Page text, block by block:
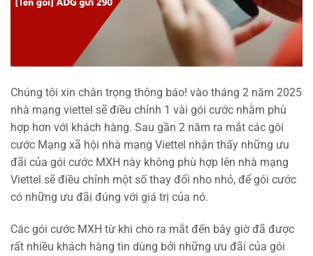
Chúng tôi xin chân trọng thông báo! vào tháng 2 năm 2025
nhà mạng viettel sẽ điều chỉnh 1 vài gói cước nhằm phù
hợp hơn với khách hàng. Sau gần 2 năm ra mắt các gói
cước Mạng xã hội nhà mạng Viettel nhận thấy những ưu
đãi của gói cước MXH này không phù hợp lên nhà mạng
Viettel sẽ điều chỉnh một số thay đổi nho nhỏ, để gói cước
có những ưu đãi đúng với giá trị của nó.
Các gói cước MXH từ khi cho ra mắt đến bây giờ đã được
rất nhiều khách hàng tin dùng bởi những ưu đãi của gói